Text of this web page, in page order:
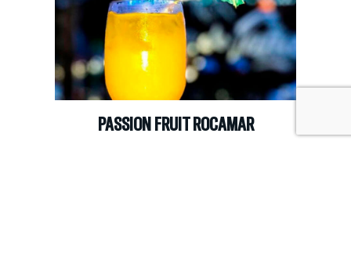
PASSION FRUIT ROCAMAR